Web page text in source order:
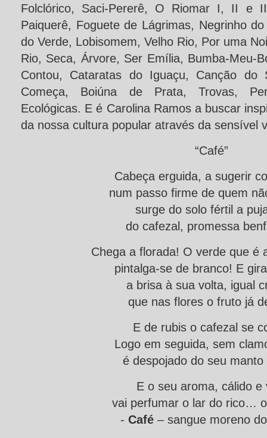
Folclórico, Saci-Pererê, O Riomar I, II e
Paiquerê, Foguete de Lágrimas, Negrinho
do Verde, Lobisomem, Velho Rio, Por uma
Rio, Seca, Árvore, Ser Emília, Bumba-Meu-
Contou, Cataratas do Iguaçu, Canção do
Começa, Boiúna de Prata, Trovas,
Ecológicas. E é Carolina Ramos a buscar
da nossa cultura popular através da sensível
“Café”
Cabeça erguida, a sugerir
num passo firme de quem
surge do solo fértil a
do cafezal, promessa
Chega a florada! O verde que é
pintalga-se de branco! E
a brisa à sua volta, igual
que nas flores o fruto já
E de rubis o cafezal se
Logo em seguida, sem
é despojado do seu manto
E o seu aroma, cálido e
vai perfumar o lar do rico…
- Café– sangue moreno